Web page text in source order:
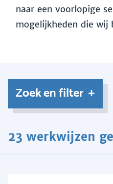
naar een voorlopige
mogelijkheden die wij
Zoek en filter
23 werkwijzen